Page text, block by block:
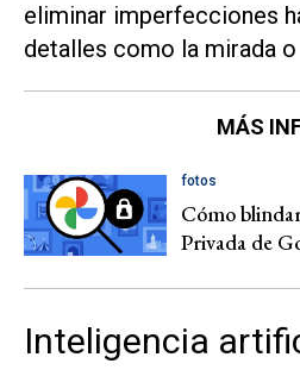
eliminar imperfecciones
detalles como la mirada
MÁS
fotos
Cómo
Privada de
Inteligencia